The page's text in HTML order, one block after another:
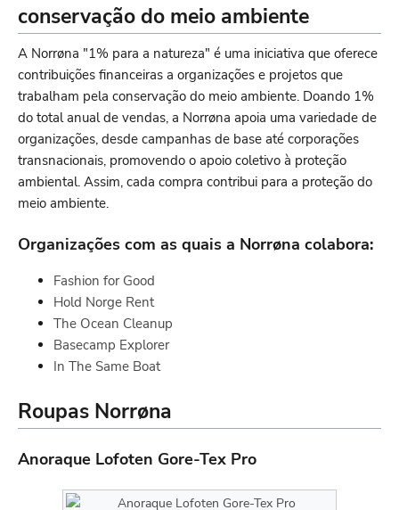
conservação do meio ambiente
A Norrøna "1% para a natureza" é uma iniciativa que oferece
contribuições financeiras a organizações e projetos que
trabalham pela conservação do meio ambiente. Doando 1%
do total anual de vendas, a Norrøna apoia uma variedade de
organizações, desde campanhas de base até corporações
transnacionais, promovendo o apoio coletivo à proteção
ambiental. Assim, cada compra contribui para a proteção do
meio ambiente.
Organizações com as quais a Norrøna colabora:
Fashion for Good
Hold Norge Rent
The Ocean Cleanup
Basecamp Explorer
In The Same Boat
Roupas Norrøna
Anoraque Lofoten Gore-Tex Pro